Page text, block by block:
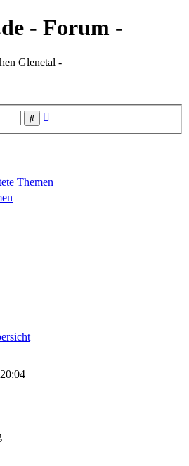
- Forum -
Glenetal -
Suche
Themen